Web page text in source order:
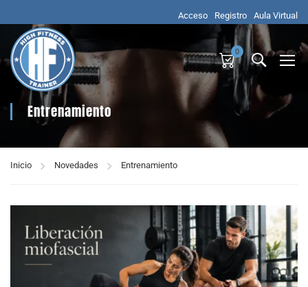
Acceso Registro Aula Virtual
0
Entrenamiento
Inicio Novedades Entrenamiento